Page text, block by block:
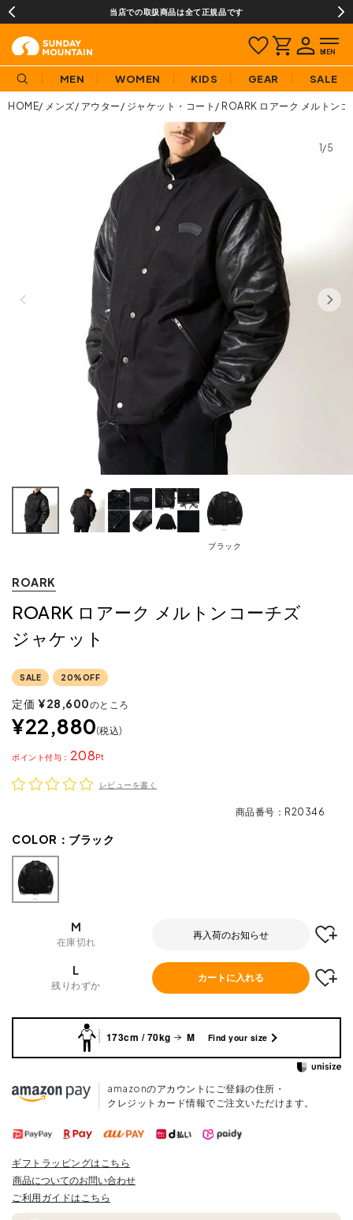
当店での取扱商品は全て正規品です
MEN WOMEN KIDS GEAR SALE
HOME メンズ アウター ジャケット・コート ROARK ロアーク メルトン
1/5
ブラック
ROARK
ROARK ロアーク メルトンコーチズ
ジャケット
SALE 20%OFF
定価 ¥28,600のところ
¥22,880 税込
208
ポイント
レビューを書く
商品番号 R20346
COLOR： ブラック
M
在庫切れ
再入荷のお知らせ
L
残りわずか
カートに入れる
173cm / 70kg M Find your size
amazonのアカウントにご登録の住所・
クレジットカード情報でご注文いただけます。
ギフトラッピングはこちら
商品についてのお問い合わせ
ご利用ガイドはこちら